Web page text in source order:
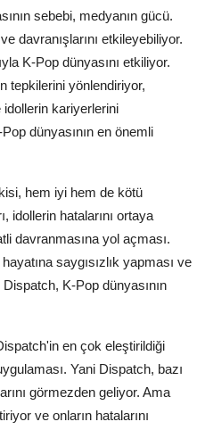
sebebi, medyanın gücü.
davranışlarını etkileyebiliyor.
K-Pop dünyasını etkiliyor.
tepkilerini yönlendiriyor,
idollerin kariyerlerini
dünyasının en önemli
hem iyi hem de kötü
idollerin hatalarını ortaya
davranmasına yol açması.
saygısızlık yapması ve
K-Pop dünyasının
en çok eleştirildiği
Yani Dispatch, bazı
görmezden geliyor. Ama
ve onların hatalarını